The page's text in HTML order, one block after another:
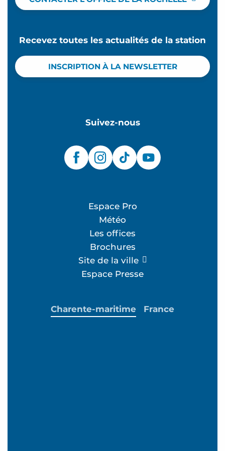
Recevez toutes les actualités de la station
INSCRIPTION À LA NEWSLETTER
Suivez-nous
Espace Pro
Météo
Les offices
Brochures
Site de la ville
Espace Presse
Charente-maritime France